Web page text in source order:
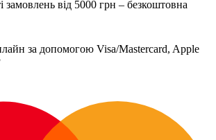
замовлень від 5000 грн – безкоштовна
за допомогою Visa/Mastercard, Apple